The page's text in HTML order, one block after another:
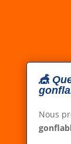
🎪
Nous